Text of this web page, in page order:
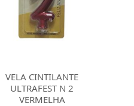
VELA CINTILANTE
ULTRAFEST N 2
VERMELHA